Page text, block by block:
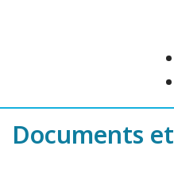
Documents